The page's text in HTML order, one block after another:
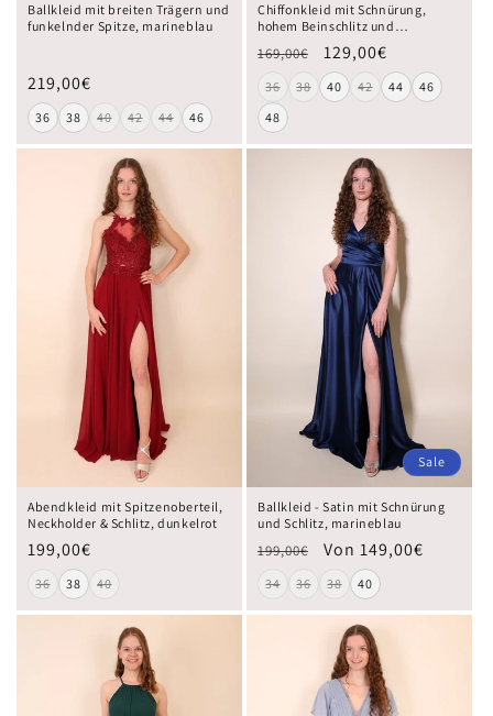
Ballkleid mit breiten Trägern und
funkelnder Spitze, marineblau
219,00€
36 38 40 42 44 46
Chiffonkleid mit Schnürung,
hohem Beinschlitz und
Raffungen, dunkelgrün
169,00€ 129,00€
36 38 40 42 44
46
48
Abendkleid mit Spitzenoberteil,
Neckholder & Schlitz, dunkelrot
199,00€
36 38 40
Sale
Ballkleid - Satin mit Schnürung
und Schlitz, marineblau
199,00€ Von 149,00€
34 36 38 40